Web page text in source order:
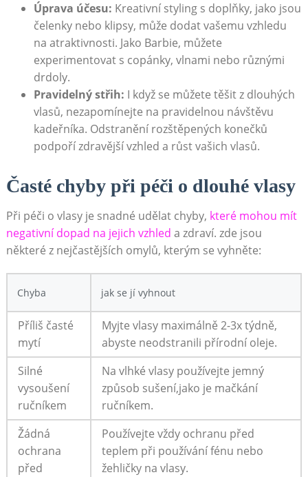
Úprava účesu: Kreativní styling s doplňky, jako jsou
čelenky nebo klipsy, může dodat vašemu vzhledu
na atraktivnosti. Jako Barbie, můžete
experimentovat s copánky, vlnami nebo různými
drdoly.
Pravidelný střih: I když se můžete těšit z dlouhých
vlasů, nezapomínejte na pravidelnou návštěvu
kadeřníka. Odstranění rozštěpených konečků
podpoří zdravější vzhled a růst vašich vlasů.
Časté chyby při péči o dlouhé vlasy
Při péči o vlasy je snadné udělat chyby, které mohou mít
negativní dopad na jejich vzhled a zdraví. zde jsou
některé z nejčastějších omylů, kterým se vyhněte:
Chyba jak se jí vyhnout
Příliš časté
mytí
Myjte vlasy maximálně 2-3x týdně,
abyste neodstranili přírodní oleje.
Silné
vysoušení
ručníkem
Na vlhké vlasy používejte jemný
způsob sušení,jako je mačkání
ručníkem.
Žádná
ochrana
před
Používejte vždy ochranu před
teplem při používání fénu nebo
žehličky na vlasy.